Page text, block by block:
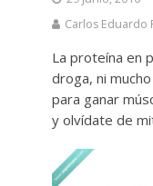
Carlos Eduardo
La proteína en
droga, ni
para ganar
y olvídate de